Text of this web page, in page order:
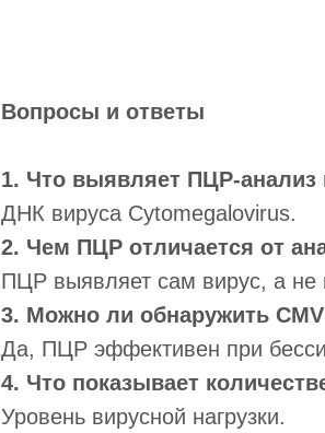
Вопросы и ответы
1. Что выявляет ПЦР-анализ
ДНК вируса Cytomegalovirus.
2. Чем ПЦР отличается от
ПЦР выявляет сам вирус, а не
3. Можно ли обнаружить
Да, ПЦР эффективен при
4. Что показывает
Уровень вирусной нагрузки.